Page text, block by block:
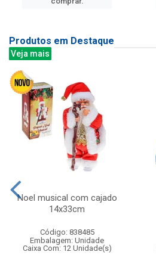
Produtos em Destaque
Veja mais
Noel musical com cajado
14x33cm
Código: 838485
Embalagem: Unidade
Caixa Com: 12 Unidade(s)